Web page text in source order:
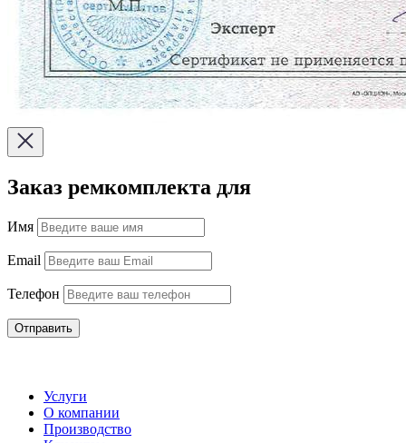
Заказ ремкомплекта для
Имя
Email
Телефон
Отправить
Услуги
О компании
Производство